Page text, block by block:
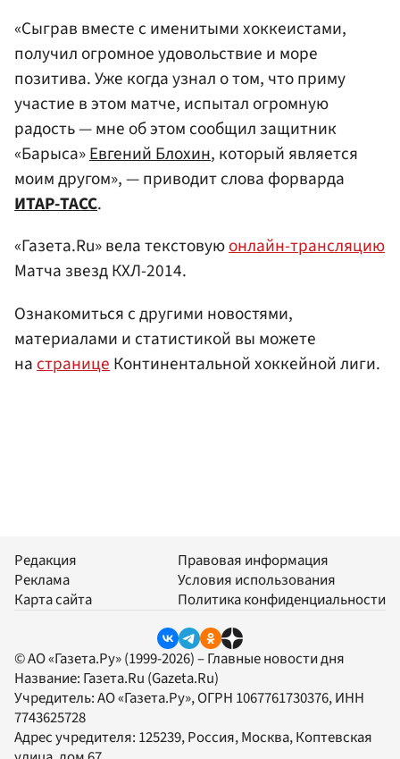
«Сыграв вместе с именитыми хоккеистами,
получил огромное удовольствие и море
позитива. Уже когда узнал о том, что приму
участие в этом матче, испытал огромную
радость — мне об этом сообщил защитник
«Барыса»Евгений Блохин, который является
моим другом», — приводит слова форварда
ИТАР-ТАСС.
«Газета.Ru» вела текстовуюонлайн-трансляцию
Матча звезд КХЛ-2014.
Ознакомиться с другими новостями,
материалами и статистикой вы можете
на странице Континентальной хоккейной лиги.
Редакция
Реклама
Карта сайта
Правовая информация
Условия использования
Политика конфиденциальности
© АО «Газета.Ру» (1999-2026) – Главные новости дня
Название: Газета.Ru (Gazeta.Ru)
Учредитель:АО «Газета.Ру», ОГРН 1067761730376, ИНН
7743625728
Адрес учредителя: 125239, Россия, Москва, Коптевская